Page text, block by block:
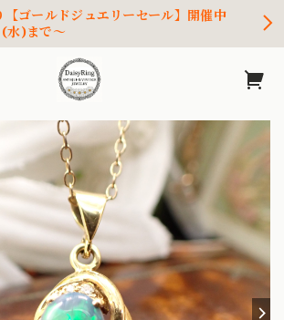
【ゴールドジュエリーセール】開催中
水)まで～